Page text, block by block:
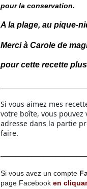
pour la conservation.
A la plage, au pique-
Merci à Carole de
pour cette recette
Si vous aimez mes
votre boîte, vous pouvez
adresse dans la partie
faire.
Si vous avez un compte
page Facebook en